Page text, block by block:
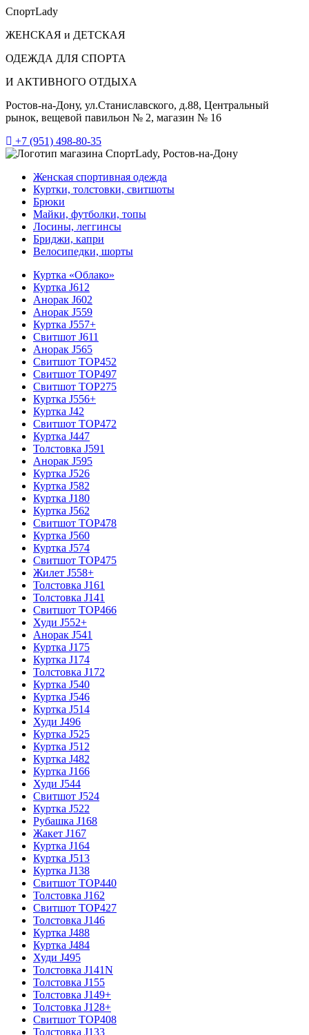
СпортLady
ЖЕНСКАЯ и ДЕТСКАЯ
ОДЕЖДА ДЛЯ СПОРТА
И АКТИВНОГО ОТДЫХА
Ростов-на-Дону, ул.Станиславского, д.88, Центральный
рынок, вещевой павильон № 2, магазин № 16
+7 (951) 498-80-35
Женская спортивная одежда
Куртки, толстовки, свитшоты
Брюки
Майки, футболки, топы
Лосины, леггинсы
Бриджи, капри
Велосипедки, шорты
Куртка «Облако»
Куртка J612
Анорак J602
Анорак J559
Куртка J557+
Свитшот J611
Анорак J565
Свитшот TOP452
Свитшот TOP497
Свитшот TOP275
Куртка J556+
Куртка J42
Свитшот TOP472
Куртка J447
Толстовка J591
Анорак J595
Куртка J526
Куртка J582
Куртка J180
Куртка J562
Свитшот TOP478
Куртка J560
Куртка J574
Свитшот TOP475
Жилет J558+
Толстовка J161
Толстовка J141
Свитшот TOP466
Худи J552+
Анорак J541
Куртка J175
Куртка J174
Толстовка J172
Куртка J540
Куртка J546
Куртка J514
Худи J496
Куртка J525
Куртка J512
Куртка J482
Куртка J166
Худи J544
Свитшот J524
Куртка J522
Рубашка J168
Жакет J167
Куртка J164
Куртка J513
Куртка J138
Свитшот TOP440
Толстовка J162
Свитшот TOP427
Толстовка J146
Куртка J488
Куртка J484
Худи J495
Толстовка J141N
Толстовка J155
Толстовка J149+
Толстовка J128+
Свитшот TOP408
Толстовка J133